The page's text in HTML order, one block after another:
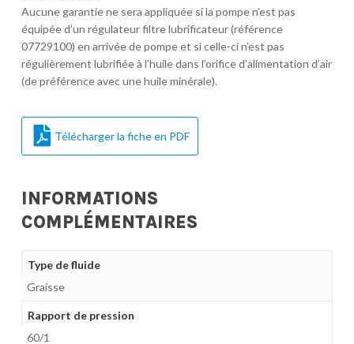
Aucune garantie ne sera appliquée si la pompe n’est pas
équipée d’un régulateur filtre lubrificateur (référence
07729100) en arrivée de pompe et si celle-ci n’est pas
régulièrement lubrifiée à l’huile dans l’orifice d’alimentation d’air
(de préférence avec une huile minérale).
Télécharger la fiche en PDF
INFORMATIONS
COMPLÉMENTAIRES
Type de fluide
Graisse
Rapport de pression
60/1